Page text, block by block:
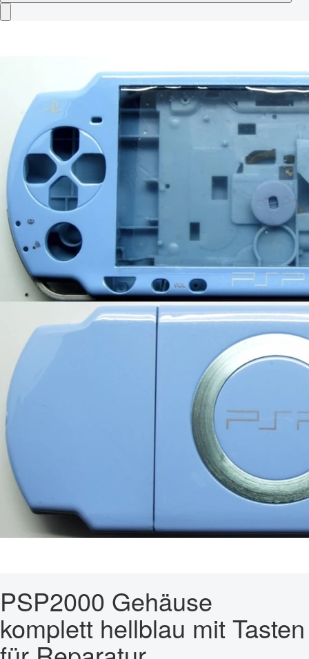
PSP2000 Gehäuse
komplett hellblau mit Tasten